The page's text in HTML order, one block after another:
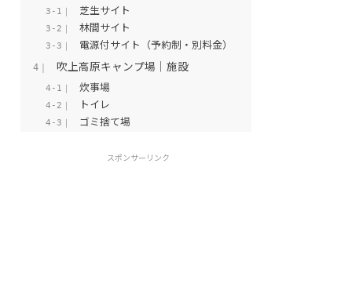
3-1｜ 芝生サイト
3-2｜ 林間サイト
3-3｜ 電源付サイト（予約制・別料金）
4｜ 吹上高原キャンプ場｜施設
4-1｜ 炊事場
4-2｜ トイレ
4-3｜ ゴミ捨て場
吹上高原キャンプ場｜すぱ鬼首の湯
スポンサーリンク